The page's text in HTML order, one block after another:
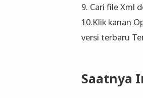
9. Cari file Xml
10.Klik kanan
versi terbaru
Saatnya